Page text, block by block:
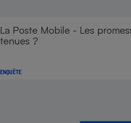
La Poste Mobile - Les
tenues ?
ENQUÊTE